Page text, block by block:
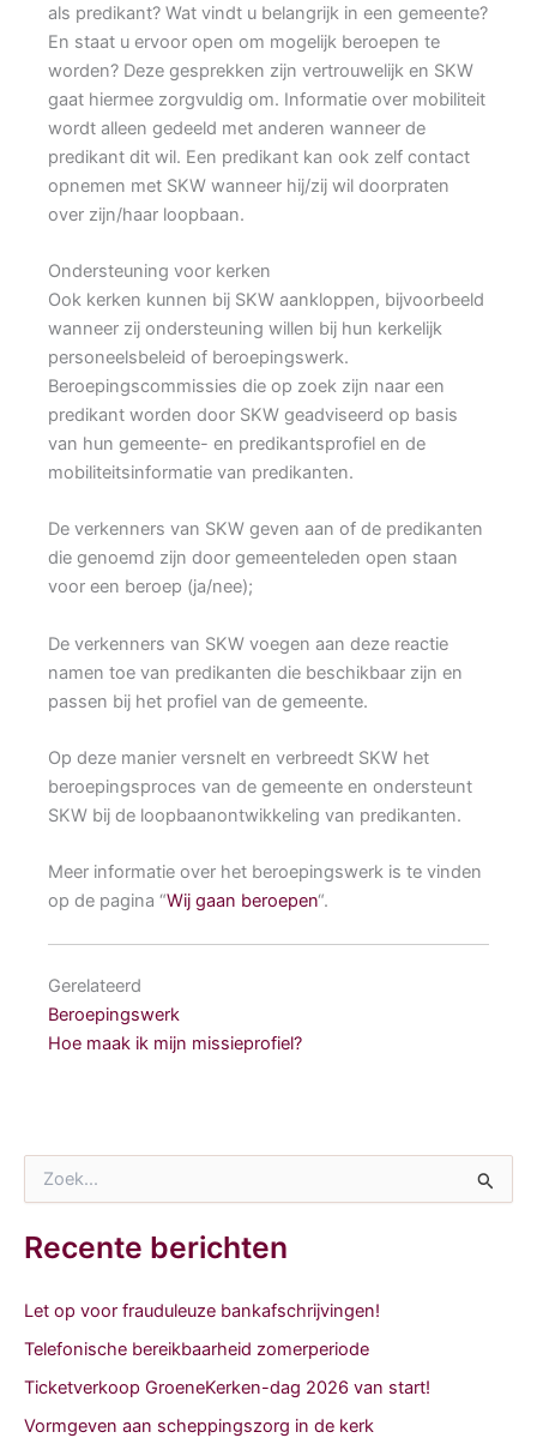
als predikant? Wat vindt u belangrijk in een gemeente?
En staat u ervoor open om mogelijk beroepen te
worden? Deze gesprekken zijn vertrouwelijk en SKW
gaat hiermee zorgvuldig om. Informatie over mobiliteit
wordt alleen gedeeld met anderen wanneer de
predikant dit wil. Een predikant kan ook zelf contact
opnemen met SKW wanneer hij/zij wil doorpraten
over zijn/haar loopbaan.
Ondersteuning voor kerken
Ook kerken kunnen bij SKW aankloppen, bijvoorbeeld
wanneer zij ondersteuning willen bij hun kerkelijk
personeelsbeleid of beroepingswerk.
Beroepingscommissies die op zoek zijn naar een
predikant worden door SKW geadviseerd op basis
van hun gemeente- en predikantsprofiel en de
mobiliteitsinformatie van predikanten.
De verkenners van SKW geven aan of de predikanten
die genoemd zijn door gemeenteleden open staan
voor een beroep (ja/nee);
De verkenners van SKW voegen aan deze reactie
namen toe van predikanten die beschikbaar zijn en
passen bij het profiel van de gemeente.
Op deze manier versnelt en verbreedt SKW het
beroepingsproces van de gemeente en ondersteunt
SKW bij de loopbaanontwikkeling van predikanten.
Meer informatie over het beroepingswerk is te vinden
op de pagina “Wij gaan beroepen“.
Gerelateerd
Beroepingswerk
Hoe maak ik mijn missieprofiel?
k
n
a
Recente berichten
Let op voor frauduleuze bankafschrijvingen!
Telefonische bereikbaarheid zomerperiode
Ticketverkoop GroeneKerken-dag 2026 van start!
Vormgeven aan scheppingszorg in de kerk